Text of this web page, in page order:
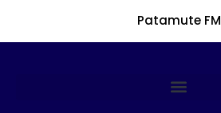
Patamute FM